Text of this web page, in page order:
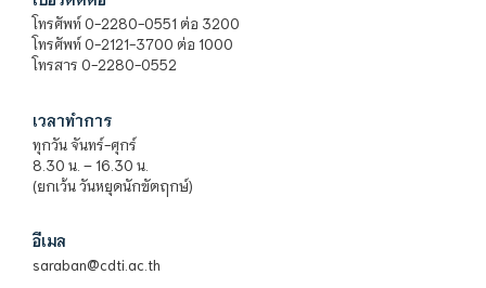
โทรศัพท์ 0-2280-0551 ต่อ 3200
โทรศัพท์ 0-2121-3700 ต่อ 1000
โทรสาร 0-2280-0552
เวลาทำการ
ทุกวัน จันทร์-ศุกร์
8.30 น. – 16.30 น.
(ยกเว้น วันหยุดนักขัตฤกษ์)
อีเมล
saraban@cdti.ac.th